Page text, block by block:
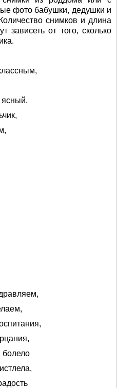
фото бабушки, дедушки и
снимков и длина
зависеть от того, сколько
болело